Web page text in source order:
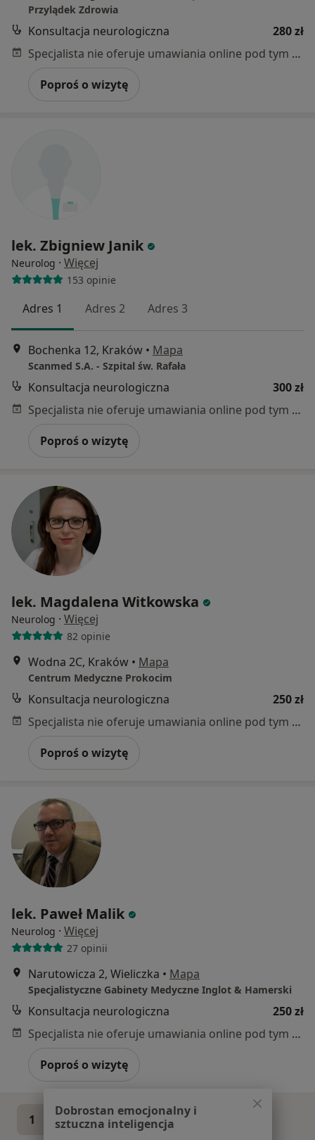
Przylądek Zdrowia
Konsultacja neurologiczna
280 zł
Specjalista nie oferuje umawiania online pod tym adresem.
Poproś o wizytę
lek. Zbigniew Janik
Neurolog · Więcej
153 opinie
Adres 1 Adres 2 Adres 3
Bochenka 12, Kraków • Mapa
Scanmed S.A. - Szpital św. Rafała
Konsultacja neurologiczna
300 zł
Specjalista nie oferuje umawiania online pod tym adresem.
Poproś o wizytę
lek. Magdalena Witkowska
Neurolog · Więcej
82 opinie
Wodna 2C, Kraków • Mapa
Centrum Medyczne Prokocim
Konsultacja neurologiczna
250 zł
Specjalista nie oferuje umawiania online pod tym adresem.
Poproś o wizytę
lek. Paweł Malik
Neurolog · Więcej
27 opinii
Narutowicza 2, Wieliczka • Mapa
Specjalistyczne Gabinety Medyczne Inglot & Hamerski
Konsultacja neurologiczna
250 zł
Specjalista nie oferuje umawiania online pod tym adresem.
Poproś o wizytę
1 2 3 4 5 ...
Dobrostan emocjonalny i
sztuczna inteligencja